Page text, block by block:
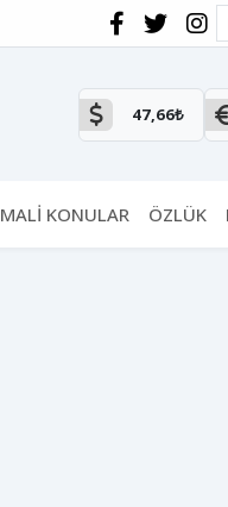
47,66₺
MALİ KONULAR ÖZLÜK